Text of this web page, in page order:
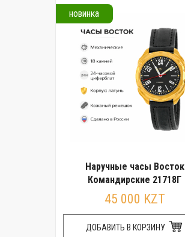
новинка
Наручные часы Восток
Командирские 21718Г
45 000 KZT
ДОБАВИТЬ В КОРЗИНУ